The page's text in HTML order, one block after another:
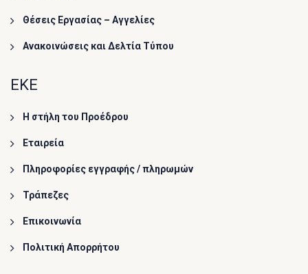
Θέσεις Εργασίας – Αγγελίες
Ανακοινώσεις και Δελτία Τύπου
ΕΚΕ
Η στήλη του Προέδρου
Εταιρεία
Πληροφορίες εγγραφής / πληρωμών
Τράπεζες
Επικοινωνία
Πολιτική Απορρήτου